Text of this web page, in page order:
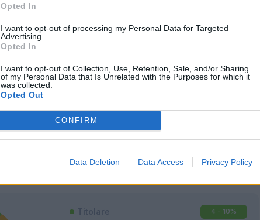
Opted In
I want to opt-out of processing my Personal Data for Targeted
Advertising.
Opted In
I want to opt-out of Collection, Use, Retention, Sale, and/or Sharing
of my Personal Data that Is Unrelated with the Purposes for which it
was collected.
Opted Out
CONFIRM
Data Deletion Data Access Privacy Policy
Classic Mantra
Titolare 4 - 10%